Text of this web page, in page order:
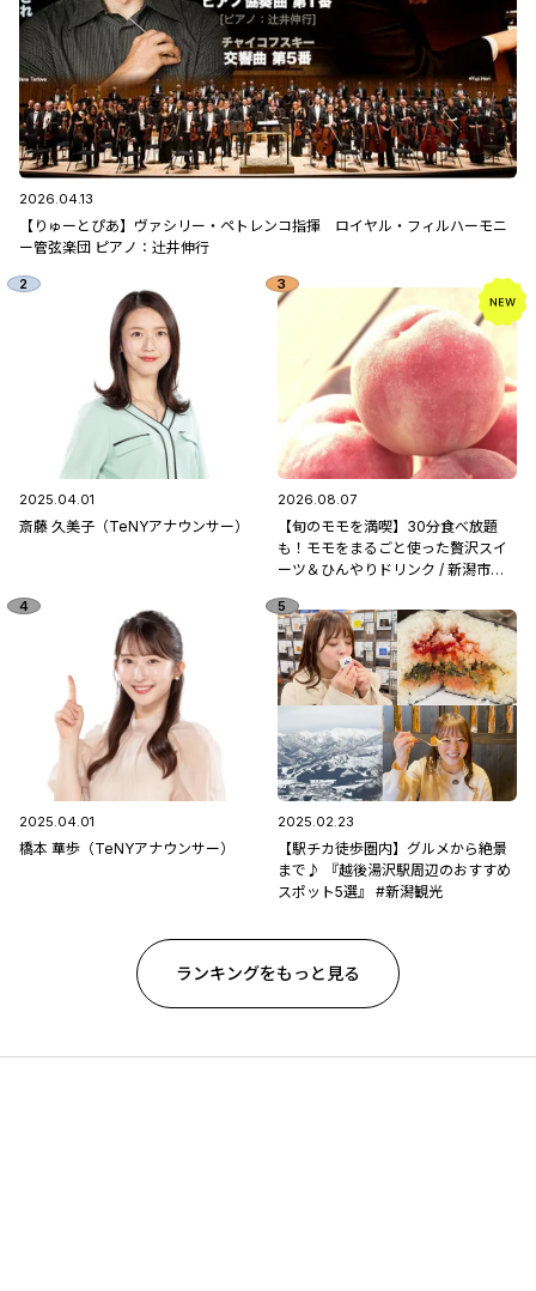
2026.04.13
【りゅーとぴあ】ヴァシリー・ペトレンコ指揮 ロイヤル・フィルハーモニ
ー管弦楽団 ピアノ：辻󠄀井伸行
2025.04.01
斎藤 久美子（TeNYアナウンサー）
2026.08.07
【旬のモモを満喫】30分食べ放題
も！モモをまるごと使った贅沢スイ
ーツ＆ひんやりドリンク / 新潟市南
2025.04.01
橋本 華歩（TeNYアナウンサー）
2025.02.23
【駅チカ徒歩圏内】グルメから絶景
まで♪ 『越後湯沢駅周辺のおすすめ
スポット5選』 #新潟観光
ランキングをもっと見る